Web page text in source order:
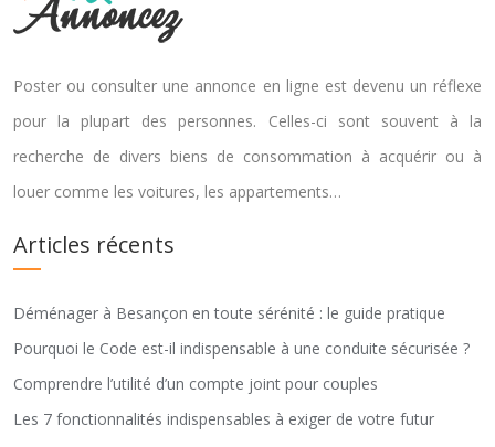
Poster ou consulter une annonce en ligne est devenu un réflexe
pour la plupart des personnes. Celles-ci sont souvent à la
recherche de divers biens de consommation à acquérir ou à
louer comme les voitures, les appartements…
Articles récents
Déménager à Besançon en toute sérénité : le guide pratique
Pourquoi le Code est-il indispensable à une conduite sécurisée ?
Comprendre l’utilité d’un compte joint pour couples
Les 7 fonctionnalités indispensables à exiger de votre futur